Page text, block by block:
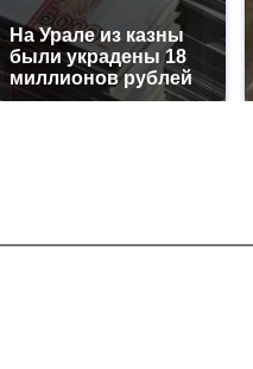
На Урале из казны
были украдены 18
миллионов рублей